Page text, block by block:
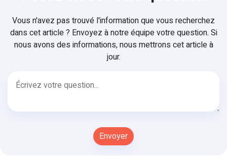
Vous n'avez pas trouvé l'information que vous recherchez
dans cet article ? Envoyez à notre équipe votre question. Si
nous avons des informations, nous mettrons cet article à
jour.